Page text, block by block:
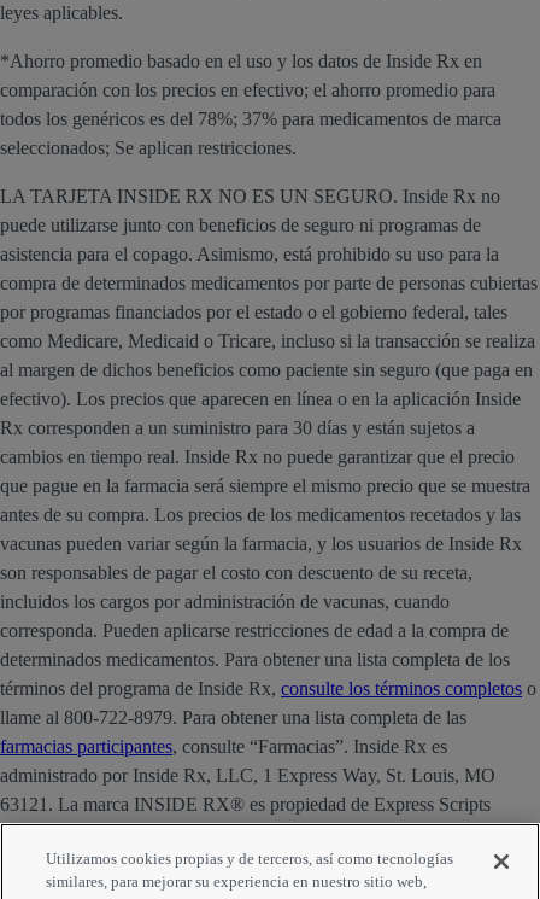
leyes aplicables.
*Ahorro promedio basado en el uso y los datos de Inside Rx en
comparación con los precios en efectivo; el ahorro promedio para
todos los genéricos es del 78%; 37% para medicamentos de marca
seleccionados; Se aplican restricciones.
LA TARJETA INSIDE RX NO ES UN SEGURO. Inside Rx no
puede utilizarse junto con beneficios de seguro ni programas de
asistencia para el copago. Asimismo, está prohibido su uso para la
compra de determinados medicamentos por parte de personas cubiertas
por programas financiados por el estado o el gobierno federal, tales
como Medicare, Medicaid o Tricare, incluso si la transacción se realiza
al margen de dichos beneficios como paciente sin seguro (que paga en
efectivo). Los precios que aparecen en línea o en la aplicación Inside
Rx corresponden a un suministro para 30 días y están sujetos a
cambios en tiempo real. Inside Rx no puede garantizar que el precio
que pague en la farmacia será siempre el mismo precio que se muestra
antes de su compra. Los precios de los medicamentos recetados y las
vacunas pueden variar según la farmacia, y los usuarios de Inside Rx
son responsables de pagar el costo con descuento de su receta,
incluidos los cargos por administración de vacunas, cuando
corresponda. Pueden aplicarse restricciones de edad a la compra de
determinados medicamentos. Para obtener una lista completa de los
términos del programa de Inside Rx, consulte los términos completos o
llame al 800-722-8979. Para obtener una lista completa de las
farmacias participantes, consulte “Farmacias”. Inside Rx es
administrado por Inside Rx, LLC, 1 Express Way, St. Louis, MO
63121. La marca INSIDE RX® es propiedad de Express Scripts
Utilizamos cookies propias y de terceros, así como tecnologías
similares, para mejorar su experiencia en nuestro sitio web,